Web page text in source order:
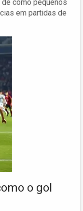
como pequenos
em partidas de
o gol